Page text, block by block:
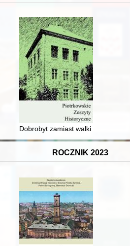
: między eksperymentem a
- II Katolicki Tydzień Historyczny w
Dobrobyt zamiast walki klas :
ROCZNIK 2023